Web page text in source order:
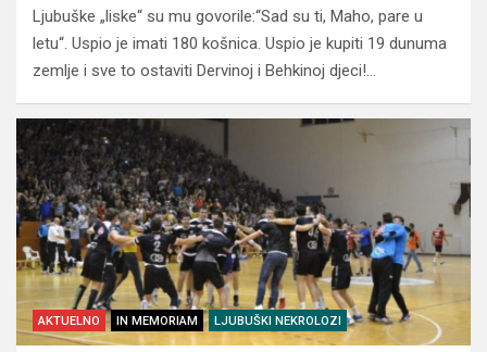
Ljubuške „liske“ su mu govorile:“Sad su ti, Maho, pare u
letu“. Uspio je imati 180 košnica. Uspio je kupiti 19 dunuma
zemlje i sve to ostaviti Dervinoj i Behkinoj djeci!…
AKTUELNO IN MEMORIAM LJUBUŠKI NEKROLOZI